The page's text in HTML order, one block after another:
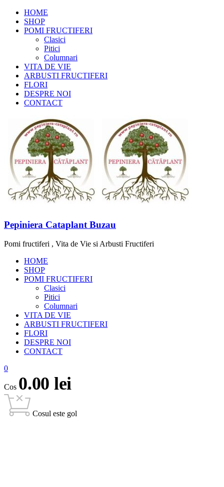
HOME
SHOP
POMI FRUCTIFERI
Clasici
Pitici
Columnari
VITA DE VIE
ARBUSTI FRUCTIFERI
FLORI
DESPRE NOI
CONTACT
Pepiniera Cataplant Buzau
Pomi fructiferi , Vita de Vie si Arbusti Fructiferi
HOME
SHOP
POMI FRUCTIFERI
Clasici
Pitici
Columnari
VITA DE VIE
ARBUSTI FRUCTIFERI
FLORI
DESPRE NOI
CONTACT
0
Cos 0.00 lei
Cosul este gol